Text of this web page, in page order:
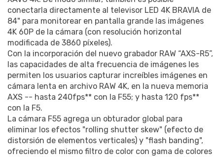
conectarla directamente al televisor LED 4K BRAVIA de
84" para monitorear en pantalla grande las imágenes
4K 60P de la cámara (con resolución horizontal
modificada de 3860 píxeles).
Con la incorporación del nuevo grabador RAW “AXS-R5”,
las capacidades de alta frecuencia de imágenes les
permiten los usuarios capturar increíbles imágenes en
cámara lenta en archivo RAW 4K, en la nueva memoria
AXS -- hasta 240fps** con la F55; y hasta 120 fps**
con la F5.
La cámara F55 agrega un obturador global para
eliminar los efectos "rolling shutter skew" (efecto de
distorsión de elementos verticales) y "flash banding",
ofreciendo el mismo filtro de color con gama de colores